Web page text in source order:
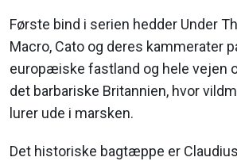
Første bind i serien hedder Under
Macro, Cato og deres kammerater
europæiske fastland og hele vejen
det barbariske Britannien, hvor
lurer ude i marsken.
Det historiske bagtæppe er